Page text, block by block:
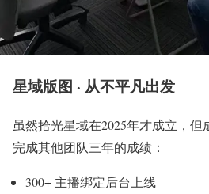
星域版图 · 从不平凡出发
虽然拾光星域在2025年才成立，
完成其他团队三年的成绩：
300+ 主播绑定后台上线